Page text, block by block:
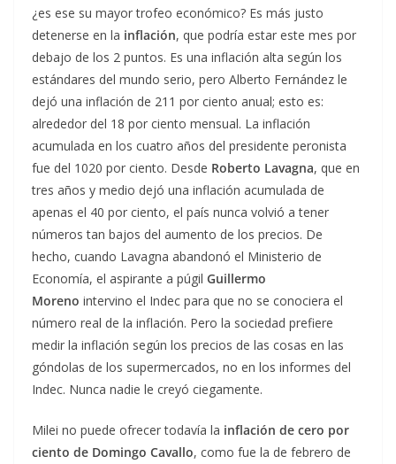
¿es ese su mayor trofeo económico? Es más justo
detenerse en la inflación, que podría estar este mes por
debajo de los 2 puntos. Es una inflación alta según los
estándares del mundo serio, pero Alberto Fernández le
dejó una inflación de 211 por ciento anual; esto es:
alrededor del 18 por ciento mensual. La inflación
acumulada en los cuatro años del presidente peronista
fue del 1020 por ciento. Desde Roberto Lavagna, que en
tres años y medio dejó una inflación acumulada de
apenas el 40 por ciento, el país nunca volvió a tener
números tan bajos del aumento de los precios. De
hecho, cuando Lavagna abandonó el Ministerio de
Economía, el aspirante a púgil Guillermo
Moreno intervino el Indec para que no se conociera el
número real de la inflación. Pero la sociedad prefiere
medir la inflación según los precios de las cosas en las
góndolas de los supermercados, no en los informes del
Indec. Nunca nadie le creyó ciegamente.
Milei no puede ofrecer todavía la inflación de cero por
ciento de Domingo Cavallo, como fue la de febrero de